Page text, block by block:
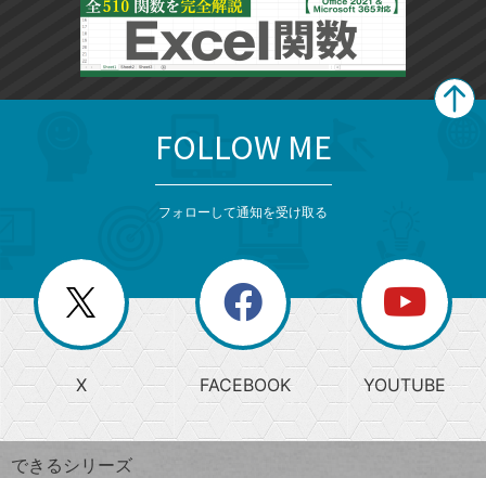
じ
る
search
検
索
上
昇
ワ
ー
閉
じ
る
ー
か
ら
探
す
FOLLOW ME
フォローして通知を受け取る
X FACEBOOK YOUTUBE
できるシリーズ